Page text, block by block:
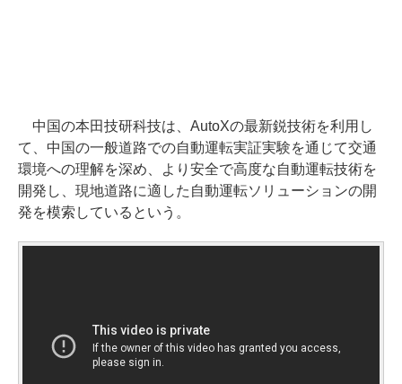
中国の本田技研科技は、AutoXの最新鋭技術を利用し
て、中国の一般道路での自動運転実証実験を通じて交通
環境への理解を深め、より安全で高度な自動運転技術を
開発し、現地道路に適した自動運転ソリューションの開
発を模索しているという。